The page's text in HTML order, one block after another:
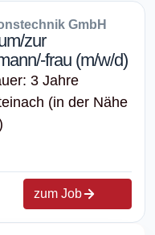
GmbH
zur
frau (m/w/d)
3 Jahre
(in der Nähe
zum Job